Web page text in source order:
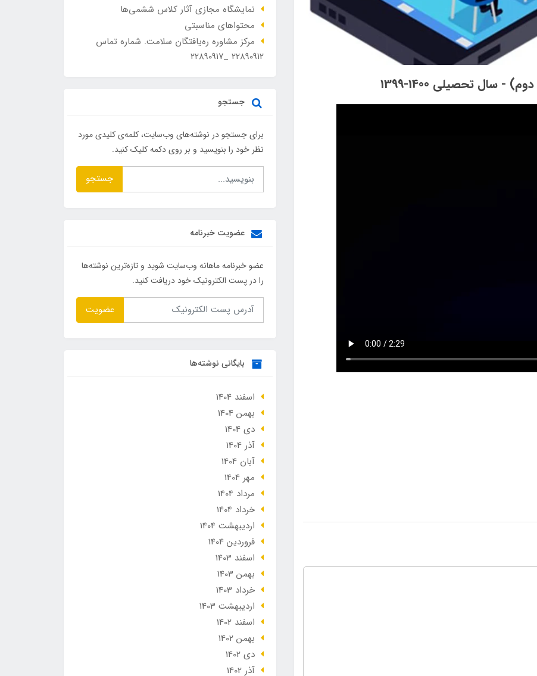
تحصیلی 1400-1399
نمایشگاه مجازی آثار کلاس ششمی‌ها
محتواهای مناسبتی
مرکز مشاوره ره‌یافتگان سلامت. شماره تماس
۲۲۸۹۰۹۱۲ _۲۲۸۹۰۹۱۷
جستجو
برای جستجو در نوشته‌های وب‌سایت، کلمه‌ی کلیدی مورد
نظر خود را بنویسید و بر روی دکمه کلیک کنید.
جستجو
عضویت خبرنامه
عضو خبرنامه ماهانه وب‌سایت شوید و تازه‌ترین نوشته‌ها
را در پست الکترونیک خود دریافت کنید.
عضویت
بایگانی نوشته‌ها
اسفند 1404
بهمن 1404
دی 1404
آذر 1404
آبان 1404
مهر 1404
مرداد 1404
خرداد 1404
ارديبهشت 1404
فروردین 1404
اسفند 1403
بهمن 1403
خرداد 1403
ارديبهشت 1403
اسفند 1402
بهمن 1402
دی 1402
آذر 1402